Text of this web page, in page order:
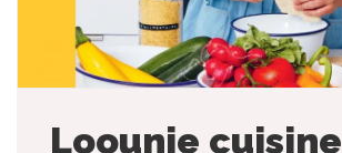
Loounie cuisine